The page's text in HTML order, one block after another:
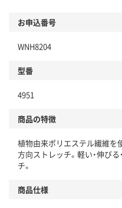
お申込番号
WNH8204
型番
4951
商品の特徴
植物由来ポリエステル繊維を
方向ストレッチ。軽い・伸び
チ。
商品仕様